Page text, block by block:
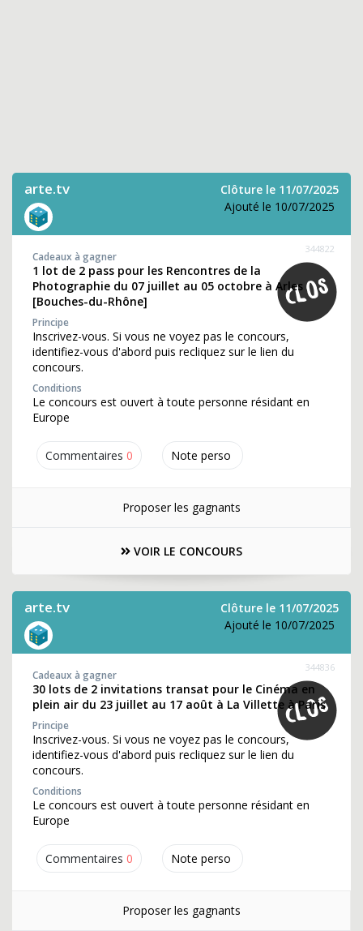
arte.tv
Clôture le 11/07/2025
Ajouté le 10/07/2025
Commentaires 0 Note perso
344822
Cadeaux à gagner
1 lot de 2 pass pour les Rencontres de la
Photographie du 07 juillet au 05 octobre à Arles
[Bouches-du-Rhône]
Principe
Inscrivez-vous. Si vous ne voyez pas le concours,
identifiez-vous d'abord puis recliquez sur le lien du
concours.
Conditions
Le concours est ouvert à toute personne résidant en
Europe
Proposer les gagnants
VOIR LE CONCOURS
arte.tv
Clôture le 11/07/2025
Ajouté le 10/07/2025
Commentaires 0 Note perso
344836
Cadeaux à gagner
30 lots de 2 invitations transat pour le Cinéma en
plein air du 23 juillet au 17 août à La Villette à Paris
Principe
Inscrivez-vous. Si vous ne voyez pas le concours,
identifiez-vous d'abord puis recliquez sur le lien du
concours.
Conditions
Le concours est ouvert à toute personne résidant en
Europe
Proposer les gagnants